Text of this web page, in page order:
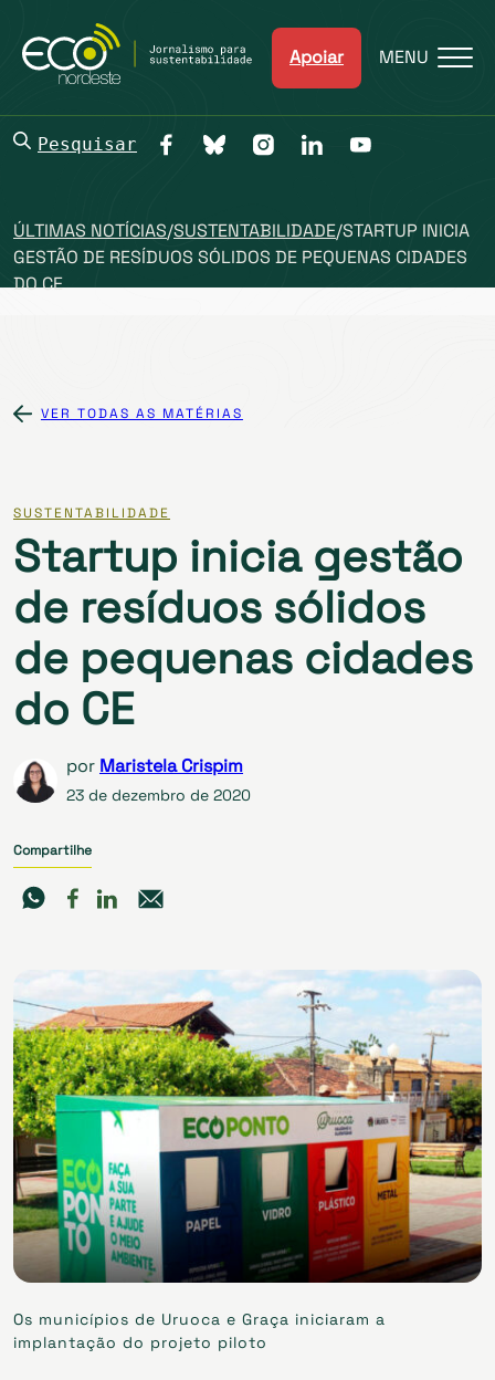
Apoiar MENU
Pesquisar
ÚLTIMAS NOTÍCIAS/SUSTENTABILIDADE/STARTUP INICIA
GESTÃO DE RESÍDUOS SÓLIDOS DE PEQUENAS CIDADES
DO CE
VER TODAS AS MATÉRIAS
SUSTENTABILIDADE
Startup inicia gestão
de resíduos sólidos
de pequenas cidades
do CE
por Maristela Crispim
23 de dezembro de 2020
Compartilhe
Os municípios de Uruoca e Graça iniciaram a
implantação do projeto piloto